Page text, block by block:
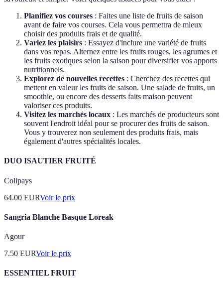
Planifiez vos courses : Faites une liste de fruits de saison
avant de faire vos courses. Cela vous permettra de mieux
choisir des produits frais et de qualité.
Variez les plaisirs : Essayez d'inclure une variété de fruits
dans vos repas. Alternez entre les fruits rouges, les agrumes et
les fruits exotiques selon la saison pour diversifier vos apports
nutritionnels.
Explorez de nouvelles recettes : Cherchez des recettes qui
mettent en valeur les fruits de saison. Une salade de fruits, un
smoothie, ou encore des desserts faits maison peuvent
valoriser ces produits.
Visitez les marchés locaux : Les marchés de producteurs sont
souvent l'endroit idéal pour se procurer des fruits de saison.
Vous y trouverez non seulement des produits frais, mais
également d'autres spécialités locales.
DUO ISAUTIER FRUITÉ
Colipays
64.00 EURVoir le prix
Sangria Blanche Basque Loreak
Agour
7.50 EURVoir le prix
ESSENTIEL FRUIT